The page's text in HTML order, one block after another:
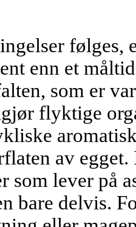
følges,
enn et
som er
flyktige
av
som lever på
bare delvis.